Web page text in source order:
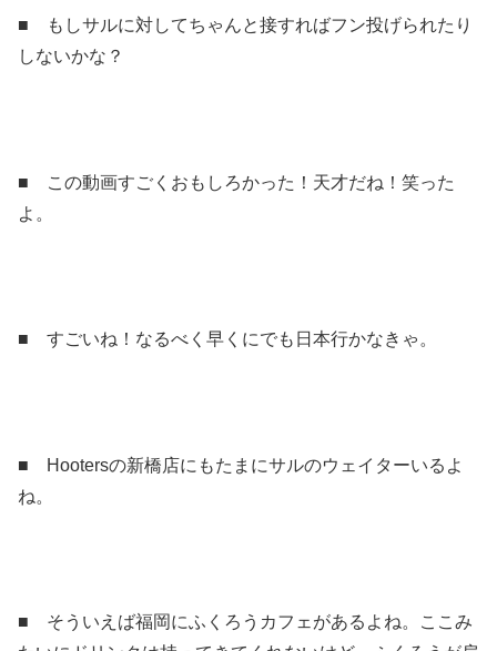
■ もしサルに対してちゃんと接すればフン投げられたり
しないかな？
■ この動画すごくおもしろかった！天才だね！笑った
よ。
■ すごいね！なるべく早くにでも日本行かなきゃ。
■ Hootersの新橋店にもたまにサルのウェイターいるよ
ね。
■ そういえば福岡にふくろうカフェがあるよね。ここみ